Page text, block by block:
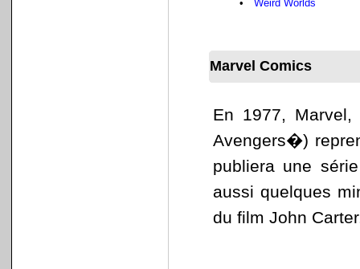
• Weird Worlds
Marvel Comics
En 1977, Marvel,
Avengers�)
publiera une
aussi quelques
du film John